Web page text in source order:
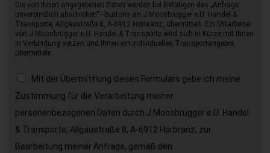
Die von Ihnen angegebenen Daten werden bei Betätigen des „Anfrage
unverbindlich abschicken“–Buttons an J.Moosbrugger e.U. Handel &
Transporte, Allgäustraße 8, A-6912 Hörbranz, übermittelt. Ein Mitarbeiter
von J.Moosbrugger e.U. Handel & Transporte wird sich in Kürze mit Ihnen
in Verbindung setzen und Ihnen ein individuelles Transportangebot
übermitteln.
Mit der Übermittlung dieses Formulars gebe ich meine
Zustimmung für die Verarbeitung meiner
personenbezogenen Daten durch J.Moosbrugger e.U. Handel
& Transporte, Allgäustraße 8, A-6912 Hörbranz, zur
Bearbeitung meiner Anfrage, gemäß den